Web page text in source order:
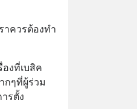
าควรต้องทำ
องที่เบสิค
กๆที่ผู้ร่วม
รตั้ง